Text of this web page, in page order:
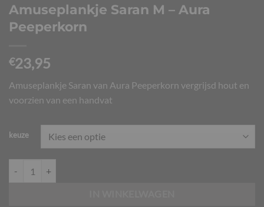
Amuseplankje Saran M – Aura
Peeperkorn
€23,95
Amuseplankje Saran van Aura Peeperkorn vergrijsd hout en
voorzien van een handvat
keuze